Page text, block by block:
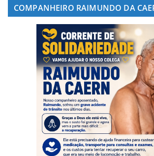
COMPANHEIRO RAIMUNDO DA